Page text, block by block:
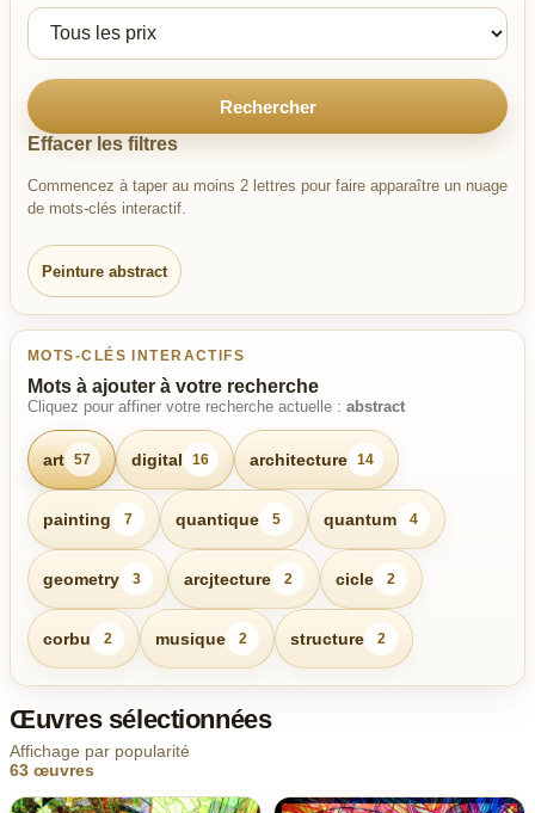
Rechercher
Effacer les filtres
Commencez à taper au moins 2 lettres pour faire apparaître un nuage
de mots-clés interactif.
Peinture abstract
MOTS-CLÉS INTERACTIFS
Mots à ajouter à votre recherche
Cliquez pour affiner votre recherche actuelle : abstract
art 57 digital 16 architecture 14
painting 7 quantique 5 quantum 4
geometry 3 arcjtecture 2 cicle 2
corbu 2 musique 2 structure 2
Œuvres sélectionnées
Affichage par popularité
63 œuvres